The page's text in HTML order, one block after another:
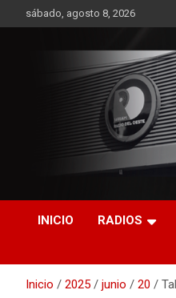
al
sábado, agosto 8, 2026
RO
INICIO RADIOS
Inicio 2025 junio 20